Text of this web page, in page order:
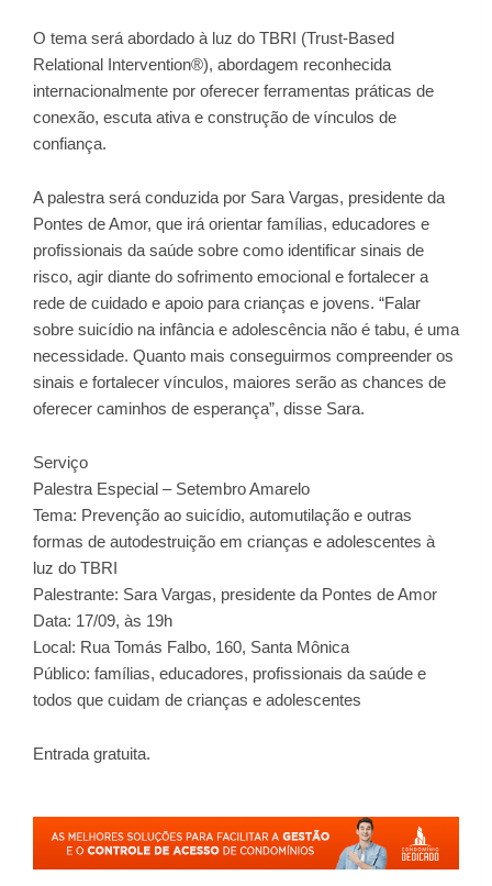
O tema será abordado à luz do TBRI (Trust-Based
Relational Intervention®️), abordagem reconhecida
internacionalmente por oferecer ferramentas práticas de
conexão, escuta ativa e construção de vínculos de
confiança.
A palestra será conduzida por Sara Vargas, presidente da
Pontes de Amor, que irá orientar famílias, educadores e
profissionais da saúde sobre como identificar sinais de
risco, agir diante do sofrimento emocional e fortalecer a
rede de cuidado e apoio para crianças e jovens. “Falar
sobre suicídio na infância e adolescência não é tabu, é uma
necessidade. Quanto mais conseguirmos compreender os
sinais e fortalecer vínculos, maiores serão as chances de
oferecer caminhos de esperança”, disse Sara.
Serviço
Palestra Especial – Setembro Amarelo
Tema: Prevenção ao suicídio, automutilação e outras
formas de autodestruição em crianças e adolescentes à
luz do TBRI
Palestrante: Sara Vargas, presidente da Pontes de Amor
Data: 17/09, às 19h
Local: Rua Tomás Falbo, 160, Santa Mônica
Público: famílias, educadores, profissionais da saúde e
todos que cuidam de crianças e adolescentes
Entrada gratuita.